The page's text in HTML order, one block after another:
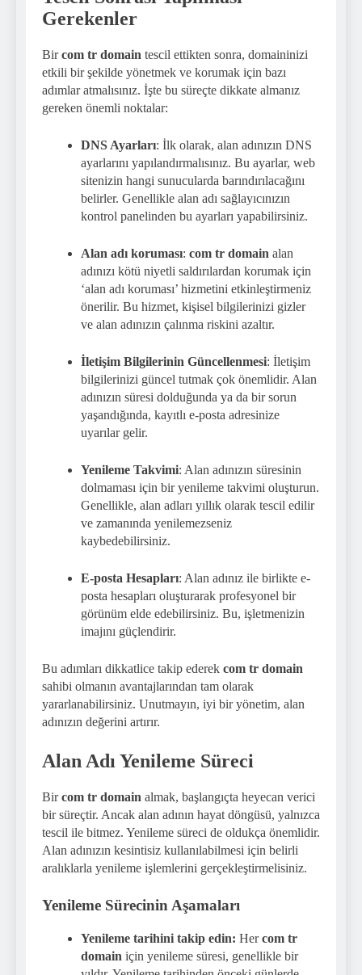
Gerekenler
Bircom tr domain tescil ettikten sonra, domaininizi
etkili bir şekilde yönetmek ve korumak için bazı
adımlar atmalısınız. İşte bu süreçte dikkate almanız
gereken önemli noktalar:
DNS Ayarları: İlk olarak, alan adınızın DNS
ayarlarını yapılandırmalısınız. Bu ayarlar, web
sitenizin hangi sunucularda barındırılacağını
belirler. Genellikle alan adı sağlayıcınızın
kontrol panelinden bu ayarları yapabilirsiniz.
Alan adı koruması: com tr domain alan
adınızı kötü niyetli saldırılardan korumak için
‘alan adı koruması’ hizmetini etkinleştirmeniz
önerilir. Bu hizmet, kişisel bilgilerinizi gizler
ve alan adınızın çalınma riskini azaltır.
İletişim Bilgilerinin Güncellenmesi: İletişim
bilgilerinizi güncel tutmak çok önemlidir. Alan
adınızın süresi dolduğunda ya da bir sorun
yaşandığında, kayıtlı e-posta adresinize
uyarılar gelir.
Yenileme Takvimi: Alan adınızın süresinin
dolmaması için bir yenileme takvimi oluşturun.
Genellikle, alan adları yıllık olarak tescil edilir
ve zamanında yenilemezseniz
kaybedebilirsiniz.
E-posta Hesapları: Alan adınız ile birlikte e-
posta hesapları oluşturarak profesyonel bir
görünüm elde edebilirsiniz. Bu, işletmenizin
imajını güçlendirir.
Bu adımları dikkatlice takip ederek com tr domain
sahibi olmanın avantajlarından tam olarak
yararlanabilirsiniz. Unutmayın, iyi bir yönetim, alan
adınızın değerini artırır.
Alan Adı Yenileme Süreci
Bircom tr domain almak, başlangıçta heyecan verici
bir süreçtir. Ancak alan adının hayat döngüsü, yalnızca
tescil ile bitmez. Yenileme süreci de oldukça önemlidir.
Alan adınızın kesintisiz kullanılabilmesi için belirli
aralıklarla yenileme işlemlerini gerçekleştirmelisiniz.
Yenileme Sürecinin Aşamaları
Yenileme tarihini takip edin: Hercom tr
domain için yenileme süresi, genellikle bir